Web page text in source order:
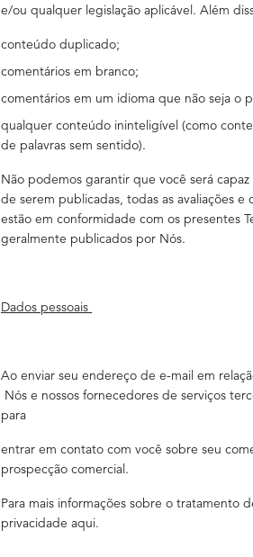
e/ou qualquer legislação aplicável. Além
conteúdo duplicado;
comentários em branco;
comentários em um idioma que não seja o
qualquer conteúdo ininteligível (como
de palavras sem sentido).
Não podemos garantir que você será
de serem publicadas, todas as avaliações
estão em conformidade com os presentes
geralmente publicados por Nós.
Dados pessoais
Ao enviar seu endereço de e-mail em
Nós e nossos fornecedores de serviços
para
entrar em contato com você sobre seu
prospecção comercial.
Para mais informações sobre o tratamento
privacidade aqui.